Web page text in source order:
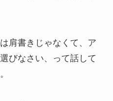
肩書きじゃなくて、ア
びなさい、って話して